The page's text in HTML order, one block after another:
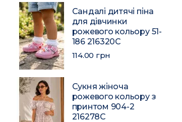
Сандалі дитячі піна
для дівчинки
рожевого кольору 51-
186 216320C
114.00 грн
Сукня жіноча
рожевого кольору з
принтом 904-2
216278C